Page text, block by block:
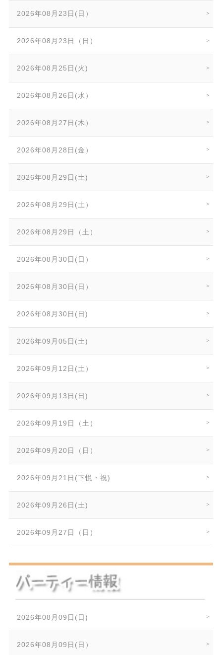
2026年08月23日(日）
2026年08月23日（日）
2026年08月25日(火)
2026年08月26日(水）
2026年08月27日(木）
2026年08月28日(金）
2026年08月29日(土)
2026年08月29日(土）
2026年08月29日（土）
2026年08月30日(日）
2026年08月30日(日）
2026年08月30日(日)
2026年09月05日(土)
2026年09月12日(土）
2026年09月13日(日)
2026年09月19日（土）
2026年09月20日（日）
2026年09月21日(下悦・祝)
2026年09月26日(土)
2026年09月27日（日）
2026年08月09日(日)
2026年08月09日(日）